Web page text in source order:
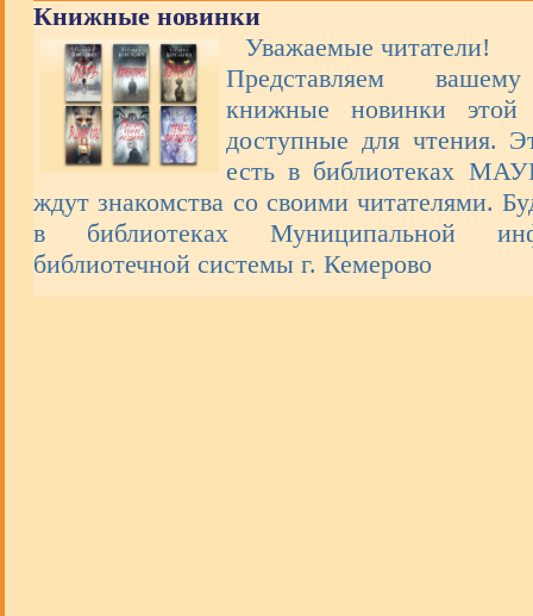
Книжные новинки
Уважаемые читатели!
Представляем
книжные новинки
доступные для чтения.
есть в библиотеках
ждут знакомства со своими читателями.
в библиотеках Муниципальной
библиотечной системы г. Кемерово